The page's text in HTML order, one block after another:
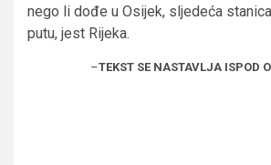
nego li dođe u Osijek, sljedeća
putu, jest Rijeka.
–TEKST SE NASTAVLJA ISPOD